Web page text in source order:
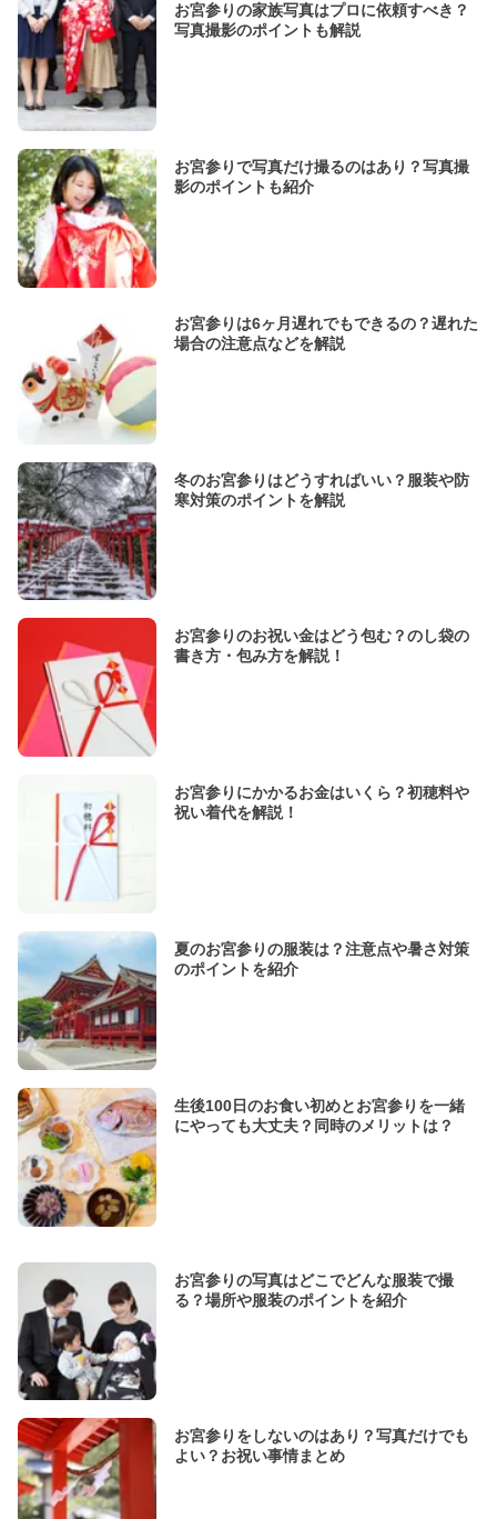
お宮参りの家族写真はプロに依頼すべき？
写真撮影のポイントも解説
お宮参りで写真だけ撮るのはあり？写真撮
影のポイントも紹介
お宮参りは6ヶ月遅れでもできるの？遅れた
場合の注意点などを解説
冬のお宮参りはどうすればいい？服装や防
寒対策のポイントを解説
お宮参りのお祝い金はどう包む？のし袋の
書き方・包み方を解説！
お宮参りにかかるお金はいくら？初穂料や
祝い着代を解説！
夏のお宮参りの服装は？注意点や暑さ対策
のポイントを紹介
生後100日のお食い初めとお宮参りを一緒
にやっても大丈夫？同時のメリットは？
お宮参りの写真はどこでどんな服装で撮
る？場所や服装のポイントを紹介
お宮参りをしないのはあり？写真だけでも
よい？お祝い事情まとめ